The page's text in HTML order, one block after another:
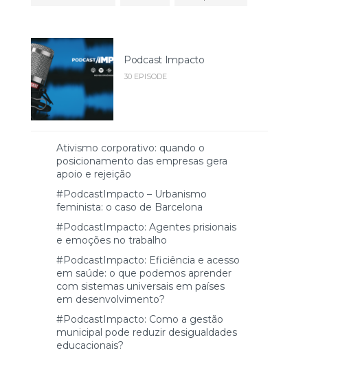
Podcast Impacto
30 EPISODE
Ativismo corporativo: quando o
posicionamento das empresas gera
apoio e rejeição
#PodcastImpacto – Urbanismo
feminista: o caso de Barcelona
#PodcastImpacto: Agentes prisionais
e emoções no trabalho
#PodcastImpacto: Eficiência e acesso
em saúde: o que podemos aprender
com sistemas universais em países
em desenvolvimento?
#PodcastImpacto: Como a gestão
municipal pode reduzir desigualdades
educacionais?